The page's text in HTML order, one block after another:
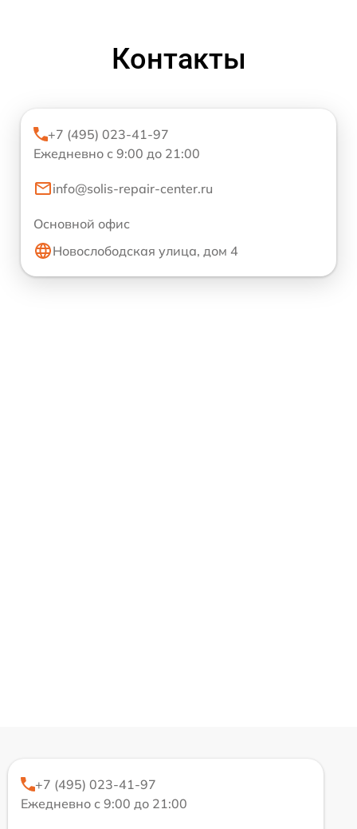
Контакты
+7 (495) 023-41-97
Ежедневно с 9:00 до 21:00
info@solis-repair-center.ru
Основной офис
Новослободская улица, дом 4
+7 (495) 023-41-97
Ежедневно с 9:00 до 21:00